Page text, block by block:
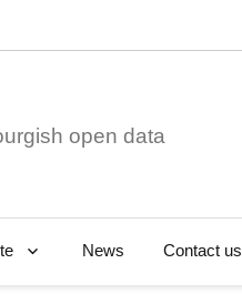
open data
News Contact us